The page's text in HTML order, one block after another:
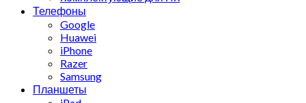
Телефоны
Google
Huawei
iPhone
Razer
Samsung
Планшеты